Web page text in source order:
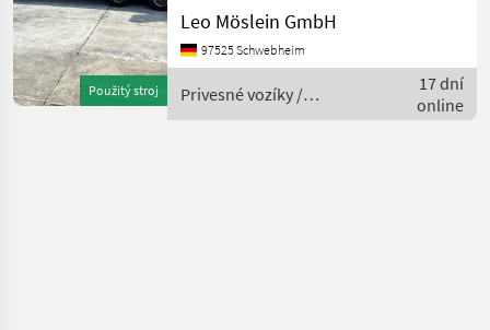
Použitý stroj
16 x Zurrösen, , Fahrzeug
wir im Auftrag verkauft , , , -
- Druckfehler, Irrtümer und
Leo Möslein GmbH
97525 Schwebheim
Privesné vozíky /
Schwarzmüller
17 dní
online